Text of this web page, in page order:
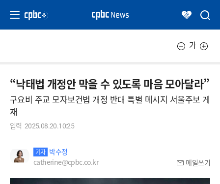
가
“낙태법 개정안 막을 수 있도록 마음 모아달라”
구요비 주교 모자보건법 개정 반대 특별 메시지 서울주보 게
재
입력 2025.08.20.10:25
기자 박수정
catherine@cpbc.co.kr
메일쓰기